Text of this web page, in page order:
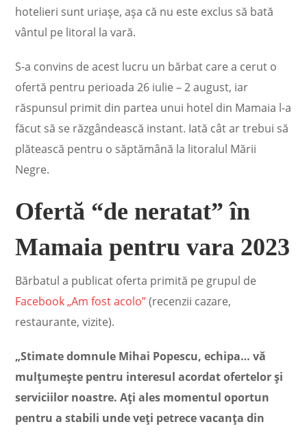
hotelieri sunt uriașe, așa că nu este exclus să bată
vântul pe litoral la vară.
S-a convins de acest lucru un bărbat care a cerut o
ofertă pentru perioada 26 iulie – 2 august, iar
răspunsul primit din partea unui hotel din Mamaia l-a
făcut să se răzgândească instant. Iată cât ar trebui să
plătească pentru o săptămână la litoralul Mării
Negre.
Ofertă “de neratat” în
Mamaia pentru vara 2023
Bărbatul a publicat oferta primită pe grupul de
Facebook „Am fost acolo”(recenzii cazare,
restaurante, vizite).
„Stimate domnule Mihai Popescu, echipa… vă
mulțumește pentru interesul acordat ofertelor și
serviciilor noastre. Ați ales momentul oportun
pentru a stabili unde veți petrece vacanța din